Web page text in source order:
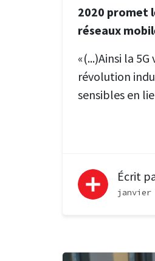
2020 promet
réseaux
«(...)Ainsi la
révolution
sensibles en
Écrit
janvier